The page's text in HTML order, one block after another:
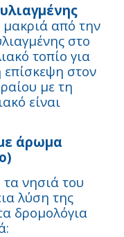
από την
στο
τοπίο για
στον
με τη
είναι
άρωμα
τα νησιά του
λύση της
δρομολόγια